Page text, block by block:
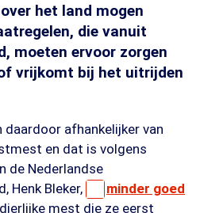
het land mogen
die vanuit
moeten ervoor zorgen
vrijkomt bij het uitrijden
daardoor afhankelijker van
en dat is volgens
de Nederlandse
Henk Bleker,
minder goed
mest die ze eerst